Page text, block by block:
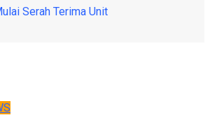
Serah Terima Unit